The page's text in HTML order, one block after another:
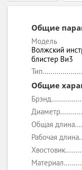
Общие
Модель
Волжский
блистер Ви3
Тип
Общие
Брэнд
Диаметр
Общая длина
Рабочая длина
Хвостовик
Материал